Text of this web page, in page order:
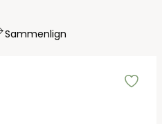
Sammenlign